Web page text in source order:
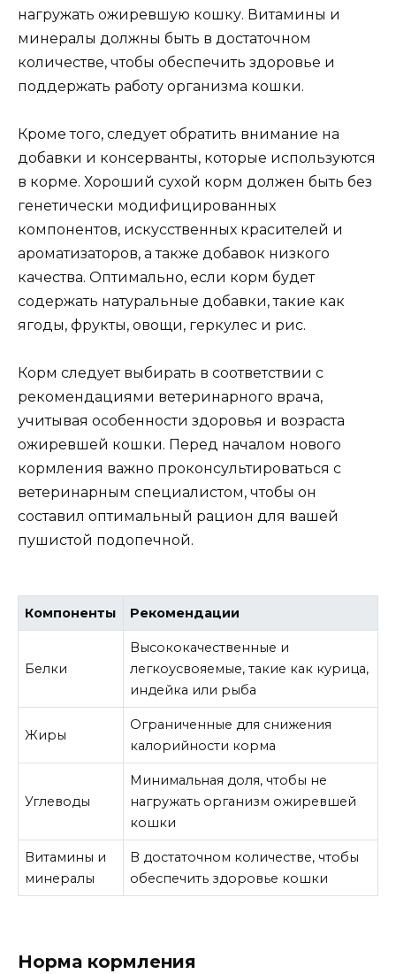
нагружать ожиревшую кошку. Витамины и
минералы должны быть в достаточном
количестве, чтобы обеспечить здоровье и
поддержать работу организма кошки.
Кроме того, следует обратить внимание на
добавки и консерванты, которые используются
в корме. Хороший сухой корм должен быть без
генетически модифицированных
компонентов, искусственных красителей и
ароматизаторов, а также добавок низкого
качества. Оптимально, если корм будет
содержать натуральные добавки, такие как
ягоды, фрукты, овощи, геркулес и рис.
Корм следует выбирать в соответствии с
рекомендациями ветеринарного врача,
учитывая особенности здоровья и возраста
ожиревшей кошки. Перед началом нового
кормления важно проконсультироваться с
ветеринарным специалистом, чтобы он
составил оптимальный рацион для вашей
пушистой подопечной.
Компоненты Рекомендации
Белки
Высококачественные и
легкоусвояемые, такие как курица,
индейка или рыба
Жиры
Ограниченные для снижения
калорийности корма
Углеводы
Минимальная доля, чтобы не
нагружать организм ожиревшей
кошки
Витамины и
минералы
В достаточном количестве, чтобы
обеспечить здоровье кошки
Норма кормления